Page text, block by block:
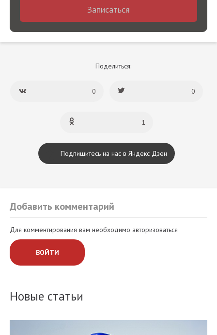
Записаться
Поделиться:
0 0
1
Подпишитесь на нас в Яндекс Дзен
Добавить комментарий
Для комментирования вам необходимо авторизоваться
ВОЙТИ
Новые статьи